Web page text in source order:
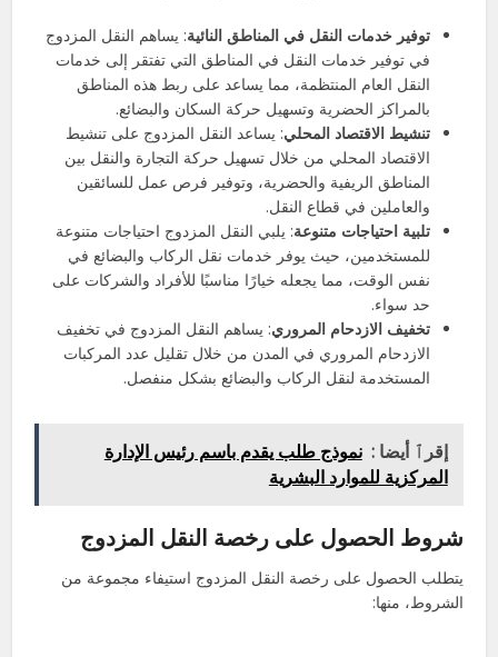
توفير خدمات النقل في المناطق النائية: يساهم النقل المزدوج
في توفير خدمات النقل في المناطق التي تفتقر إلى خدمات
النقل العام المنتظمة، مما يساعد على ربط هذه المناطق
بالمراكز الحضرية وتسهيل حركة السكان والبضائع.
تنشيط الاقتصاد المحلي: يساعد النقل المزدوج على تنشيط
الاقتصاد المحلي من خلال تسهيل حركة التجارة والنقل بين
المناطق الريفية والحضرية، وتوفير فرص عمل للسائقين
والعاملين في قطاع النقل.
تلبية احتياجات متنوعة: يلبي النقل المزدوج احتياجات متنوعة
للمستخدمين، حيث يوفر خدمات نقل الركاب والبضائع في
نفس الوقت، مما يجعله خيارًا مناسبًا للأفراد والشركات على
حد سواء.
تخفيف الازدحام المروري: يساهم النقل المزدوج في تخفيف
الازدحام المروري في المدن من خلال تقليل عدد المركبات
المستخدمة لنقل الركاب والبضائع بشكل منفصل.
إقرٱ أيضا : نموذج طلب يقدم باسم رئيس الإدارة
المركزية للموارد البشرية
شروط الحصول على رخصة النقل المزدوج
يتطلب الحصول على رخصة النقل المزدوج استيفاء مجموعة من
الشروط، منها: